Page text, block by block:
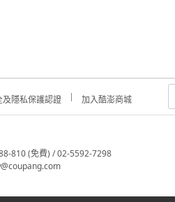
及隱私保護認證 加入酷澎商城
810 (免費) / 02-5592-7298